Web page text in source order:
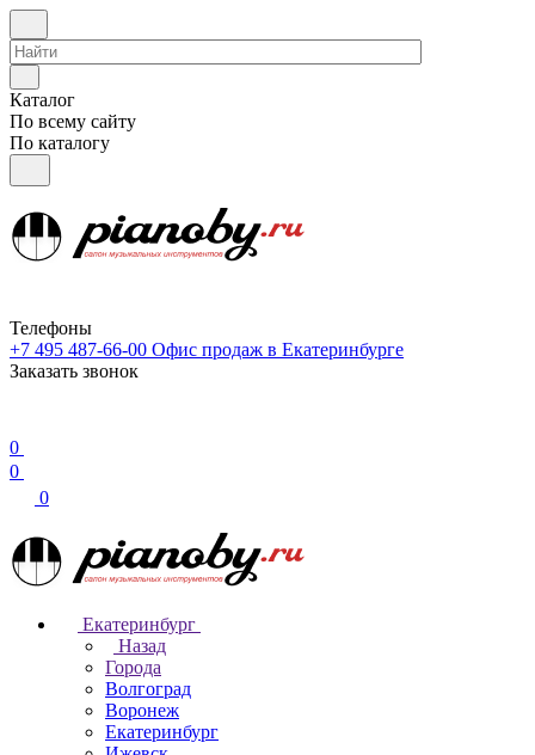
Каталог
По всему сайту
По каталогу
Телефоны
+7 495 487-66-00 Офис продаж в Екатеринбурге
Заказать звонок
0
0
0
Екатеринбург
Назад
Города
Волгоград
Воронеж
Екатеринбург